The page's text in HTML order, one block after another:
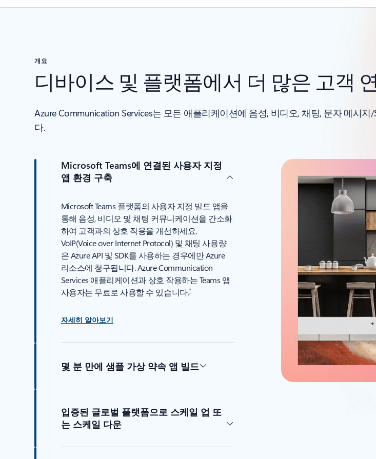
개요
디바이스 및 플랫폼에서 더 많은 고객
Azure Communication Services는 모든 애플리케이션에 음성, 비디오, 채팅, 문자 메시
다.
Microsoft Teams에 연결된 사용자 지정
앱 환경 구축
Microsoft Teams 플랫폼의 사용자 지정 빌드 앱을
통해 음성, 비디오 및 채팅 커뮤니케이션을 간소화
하여 고객과의 상호 작용을 개선하세요.
VoIP(Voice over Internet Protocol) 및 채팅 사용량
은 Azure API 및 SDK를 사용하는 경우에만 Azure
리소스에 청구됩니다. Azure Communication
Services 애플리케이션과 상호 작용하는 Teams 앱
사용자는 무료로 사용할 수 있습니다.*
자세히 알아보기
몇 분 만에 샘플 가상 약속 앱 빌드
입증된 글로벌 플랫폼으로 스케일 업 또
는 스케일 다운